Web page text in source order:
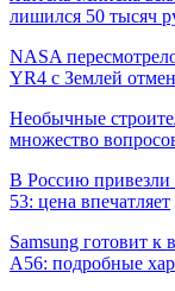
лишился 50 тысяч
NASA
YR4 с Землей
Необычные
множество
В Россию
53: цена впечатляет
Samsung готовит
A56: подробные